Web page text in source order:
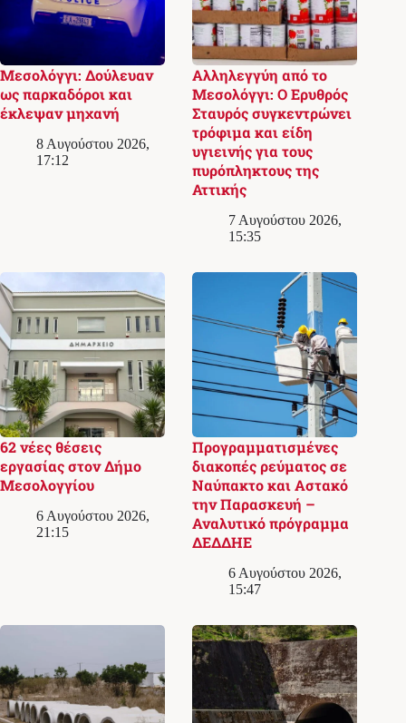
Μεσολόγγι: Δούλευαν
ως παρκαδόροι και
έκλεψαν μηχανή
8 Αυγούστου 2026,
17:12
Αλληλεγγύη από το
Μεσολόγγι: Ο Ερυθρός
Σταυρός συγκεντρώνει
τρόφιμα και είδη
υγιεινής για τους
πυρόπληκτους της
Αττικής
7 Αυγούστου 2026,
15:35
62 νέες θέσεις
εργασίας στον Δήμο
Μεσολογγίου
6 Αυγούστου 2026,
21:15
Προγραμματισμένες
διακοπές ρεύματος σε
Ναύπακτο και Αστακό
την Παρασκευή –
Αναλυτικό πρόγραμμα
ΔΕΔΔΗΕ
6 Αυγούστου 2026,
15:47